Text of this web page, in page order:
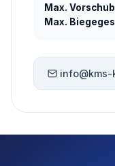
Max.
Max.
info@kms-